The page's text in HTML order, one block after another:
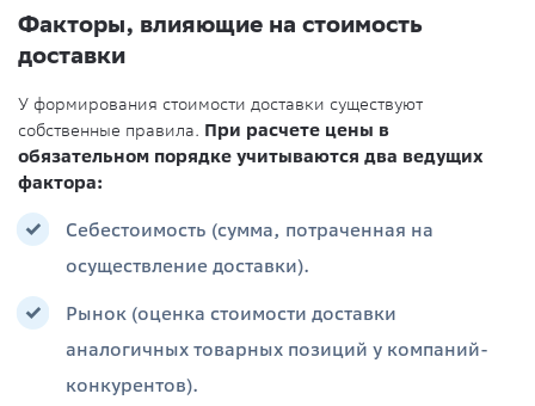
Факторы, влияющие на стоимость
доставки
У формирования стоимости доставки существуют
собственные правила. При расчете цены в
обязательном порядке учитываются два ведущих
фактора:
Себестоимость (сумма, потраченная на
осуществление доставки).
Рынок (оценка стоимости доставки
аналогичных товарных позиций у компаний-
конкурентов).